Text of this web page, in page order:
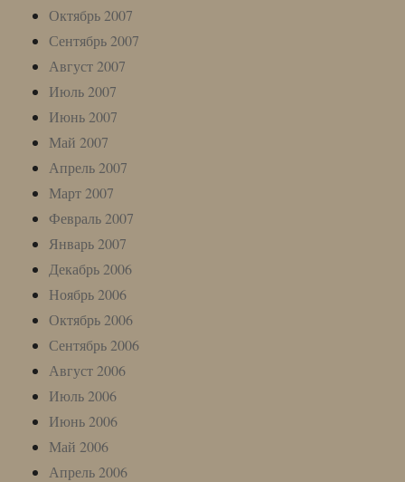
Октябрь 2007
Сентябрь 2007
Август 2007
Июль 2007
Июнь 2007
Май 2007
Апрель 2007
Март 2007
Февраль 2007
Январь 2007
Декабрь 2006
Ноябрь 2006
Октябрь 2006
Сентябрь 2006
Август 2006
Июль 2006
Июнь 2006
Май 2006
Апрель 2006